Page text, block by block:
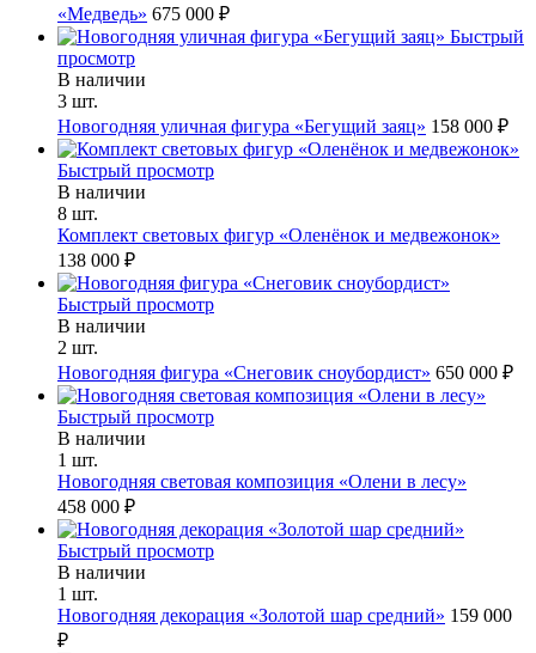
«Медведь» 675 000 ₽
Быстрый
просмотр
В наличии
3 шт.
Новогодняя уличная фигура «Бегущий заяц» 158 000 ₽
Быстрый просмотр
В наличии
8 шт.
Комплект световых фигур «Оленёнок и медвежонок»
138 000 ₽
Быстрый просмотр
В наличии
2 шт.
Новогодняя фигура «Снеговик сноубордист» 650 000 ₽
Быстрый просмотр
В наличии
1 шт.
Новогодняя световая композиция «Олени в лесу»
458 000 ₽
Быстрый просмотр
В наличии
1 шт.
Новогодняя декорация «Золотой шар средний» 159 000
₽